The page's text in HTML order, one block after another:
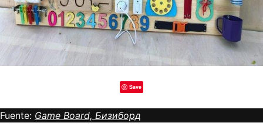
Save
Fuente: Game Board, Бизиборд